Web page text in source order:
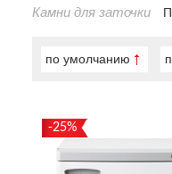
Камни для заточки
по умолчанию
-25%